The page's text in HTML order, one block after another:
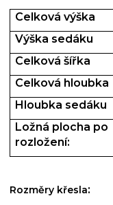
Celková výška
Výška sedáku
Celková šířka
Celková hloubka
Hloubka sedáku
Ložná plocha po
rozložení:
Rozměry křesla: